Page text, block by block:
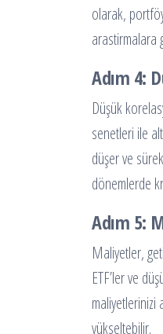
olarak,
arastirmalara
Adım 4:
Düşük
senetleri ile
düşer ve
dönemlerde
Adım 5:
Maliyetler,
ETF’ler ve
maliyetlerinizi
yükseltebilir.